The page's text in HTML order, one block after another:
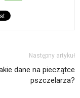
Następny artykuł
dane na pieczątce
pszczelarza?